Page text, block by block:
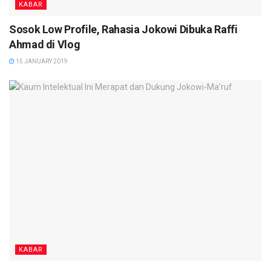
KABAR
Sosok Low Profile, Rahasia Jokowi Dibuka Raffi
Ahmad di Vlog
15 JANUARY 2019
KABAR